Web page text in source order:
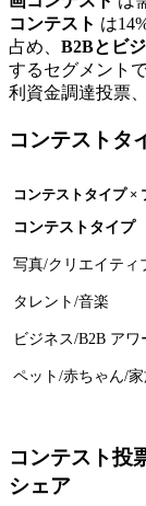
コンテスト は
占め、 B2Bとビ
するセグメント
利資金調達投票
コンテストタ
コンテストタイプ ×
コンテストタイプ
写真/クリエイティ
タレント/音楽
ビジネス/B2B アワ
ペット/赤ちゃん/
コンテスト投
シェア